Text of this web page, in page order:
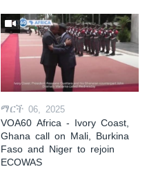
ማርች 06, 2025
VOA60 Africa - Ivory Coast,
Ghana call on Mali, Burkina
Faso and Niger to rejoin
ECOWAS